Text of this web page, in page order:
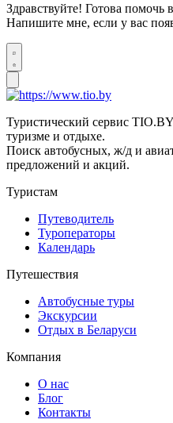
Здравствуйте! Готова помочь
Напишите мне, если у вас
Туристический сервис
туризме и отдыхе.
Поиск автобусных, ж/д и
предложений и акций.
Туристам
Путеводитель
Туроператоры
Календарь
Путешествия
Автобусные туры
Экскурсии
Отдых в Беларуси
Компания
О нас
Блог
Контакты